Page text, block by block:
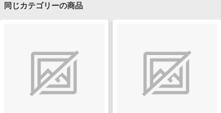
同じカテゴリーの商品